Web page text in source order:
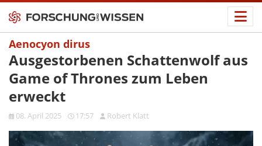
Aenocyon dirus
Ausgestorbenen Schattenwolf aus
Game of Thrones zum Leben
erweckt
08. April 2025 17:57 Robert Klatt